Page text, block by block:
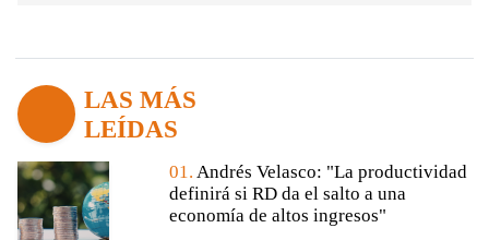
LAS MÁS
LEÍDAS
01. Andrés Velasco: "La productividad
definirá si RD da el salto a una
economía de altos ingresos"